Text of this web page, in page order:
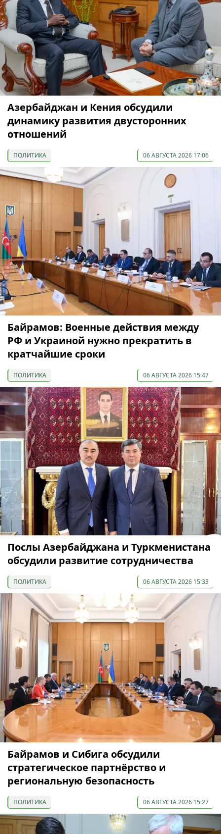
Азербайджан и Кения обсудили
динамику развития двусторонних
отношений
ПОЛИТИКА 06 АВГУСТА 2026 17:06
Байрамов: Военные действия между
РФ и Украиной нужно прекратить в
кратчайшие сроки
ПОЛИТИКА 06 АВГУСТА 2026 15:47
Послы Азербайджана и Туркменистана
обсудили развитие сотрудничества
ПОЛИТИКА 06 АВГУСТА 2026 15:33
Байрамов и Сибига обсудили
стратегическое партнёрство и
региональную безопасность
ПОЛИТИКА 06 АВГУСТА 2026 15:27